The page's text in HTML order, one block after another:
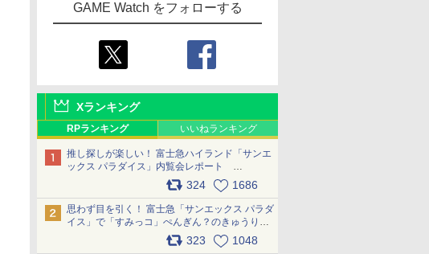
GAME Watch をフォローする
Xランキング
RPランキング いいねランキング
推し探しが楽しい！ 富士急ハイランド「サンエ
ックス パラダイス」内覧会レポート
324 1686
思わず目を引く！ 富士急「サンエックス パラダ
イス」で「すみっコ」ぺんぎん？のきゅうりド
ッグを食べてみた イラストそのままのメニュ
ー化に挑戦。これが意外にもおいしい
323 1048